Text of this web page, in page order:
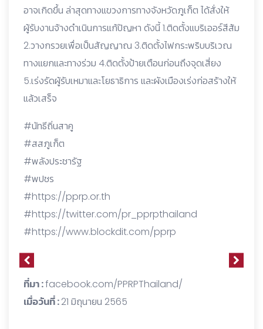
อาจเกิดขึ้น ล่าสุดทางแขวงการทางจังหวัดภูเก็ต ได้สั่งให้
ผู้รับงานจ้างดำเนินการแก้ปัญหา ดังนี้ 1.ติดตั้งแบริเออร์สีส้ม
2.วางกรวยเพื่อเป็นสัญญาณ 3.ติดตั้งไฟกระพริบบริเวณ
ทางแยกและทางร่วม 4.ติดตั้งป้ายเตือนก่อนถึงจุดเสี่ยง
5.เร่งรัดผู้รับเหมาและโยธาธิการ และผังเมืองเร่งก่อสร้างให้
แล้วเสร็จ
#นัทธีถิ่นสาคู
#สสภูเก็ต
#พลังประชารัฐ
#พปชร
#https://pprp.or.th
#https://twitter.com/pr_pprpthailand
#https://www.blockdit.com/pprp
ที่มา :facebook.com/PPRPThailand/
เมื่อวันที่ :21 มิถุนายน 2565